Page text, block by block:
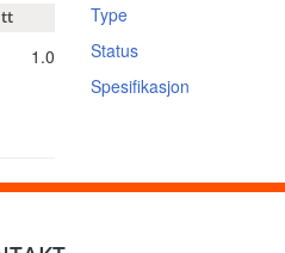
1.0
Type
Status
Spesifikasjon